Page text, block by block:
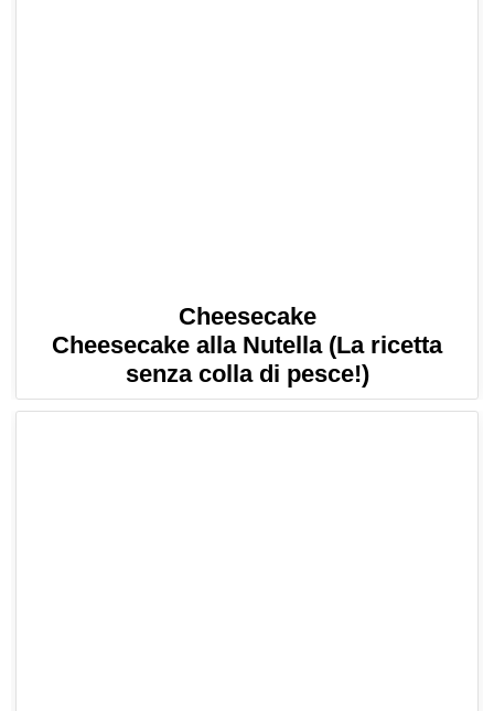
Cheesecake
Cheesecake alla Nutella (La ricetta
senza colla di pesce!)